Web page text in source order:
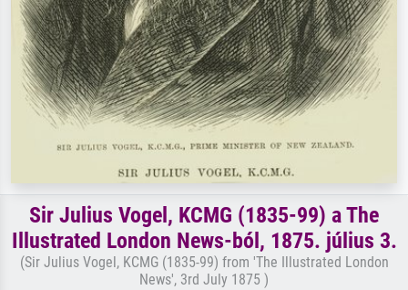
Sir Julius Vogel, KCMG (1835-99) a The
Illustrated London News-ból, 1875. július 3.
(Sir Julius Vogel, KCMG (1835-99) from 'The Illustrated London
News', 3rd July 1875 )